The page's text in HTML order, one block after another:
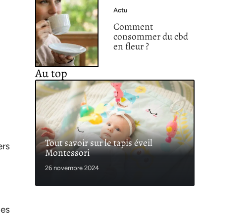
Actu
Comment
consommer du cbd
en fleur ?
Au top
Tout savoir sur le tapis éveil
Montessori
26 novembre 2024